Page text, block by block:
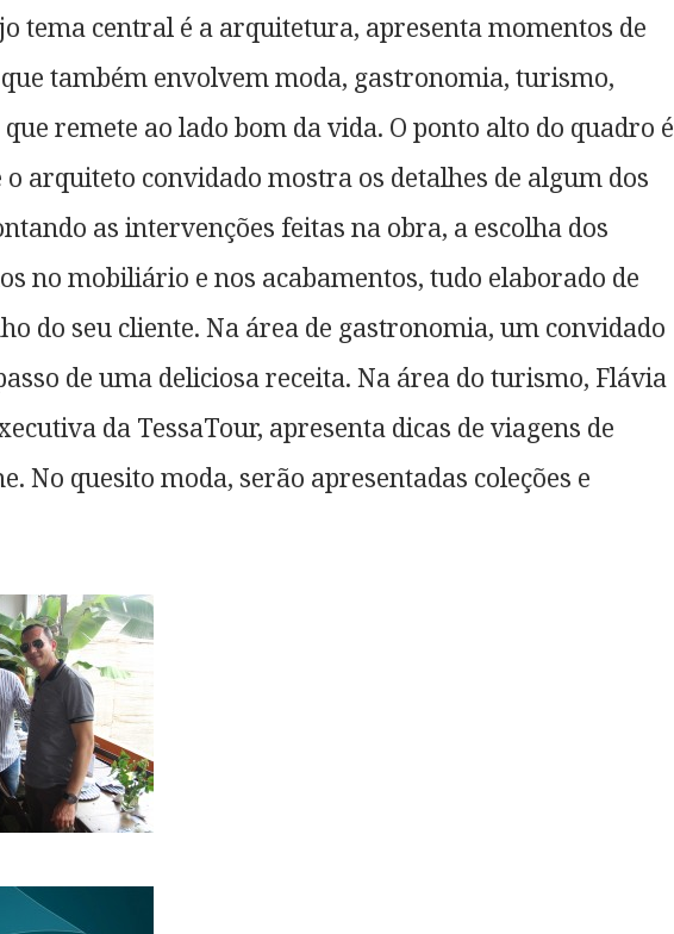
tema central é a arquitetura, apresenta momentos de
também envolvem moda, gastronomia, turismo,
remete ao lado bom da vida. O ponto alto do quadro é
o arquiteto convidado mostra os detalhes de algum dos
as intervenções feitas na obra, a escolha dos
no mobiliário e nos acabamentos, tudo elaborado de
do seu cliente. Na área de gastronomia, um convidado
de uma deliciosa receita. Na área do turismo, Flávia
da TessaTour, apresenta dicas de viagens de
No quesito moda, serão apresentadas coleções e